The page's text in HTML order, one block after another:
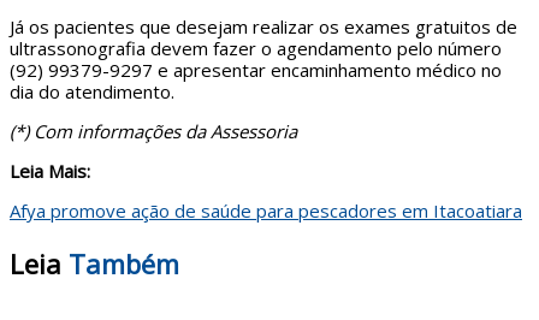
Já os pacientes que desejam realizar os exames gratuitos de
ultrassonografia devem fazer o agendamento pelo número
(92) 99379-9297 e apresentar encaminhamento médico no
dia do atendimento.
(*) Com informações da Assessoria
Leia Mais:
Afya promove ação de saúde para pescadores em Itacoatiara
Leia Também